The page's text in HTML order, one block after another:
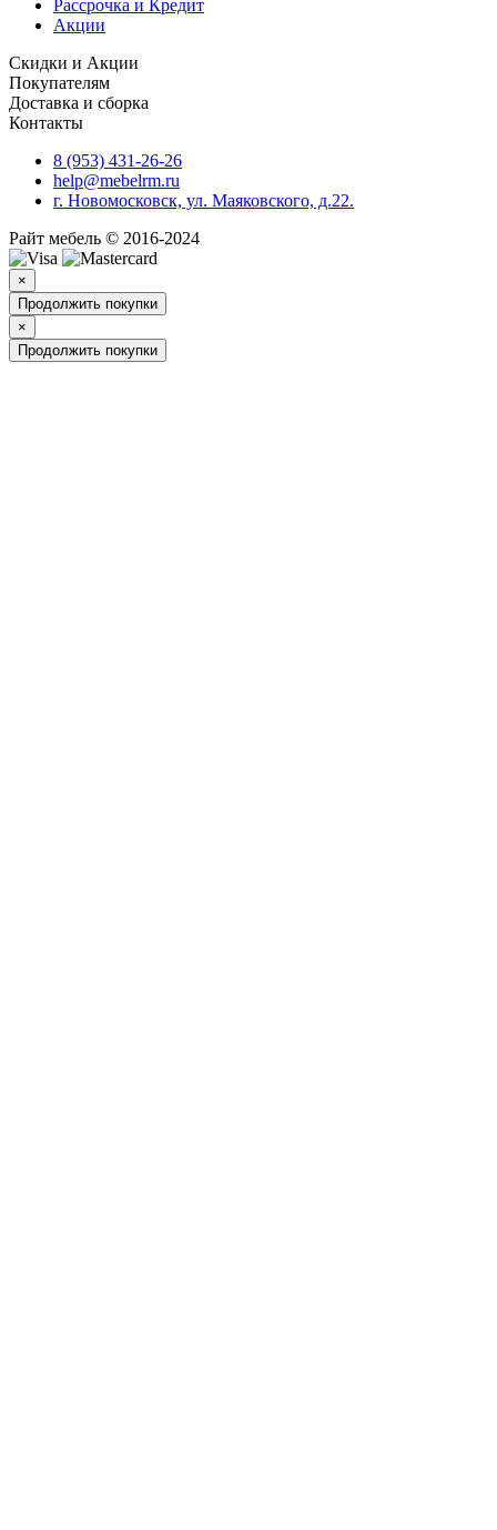
Рассрочка и Кредит
Акции
Скидки и Акции
Покупателям
Доставка и сборка
Контакты
8 (953) 431-26-26
help@mebelrm.ru
г. Новомосковск, ул. Маяковского, д.22.
Райт мебель © 2016-2024
×
Продолжить покупки
×
Продолжить покупки